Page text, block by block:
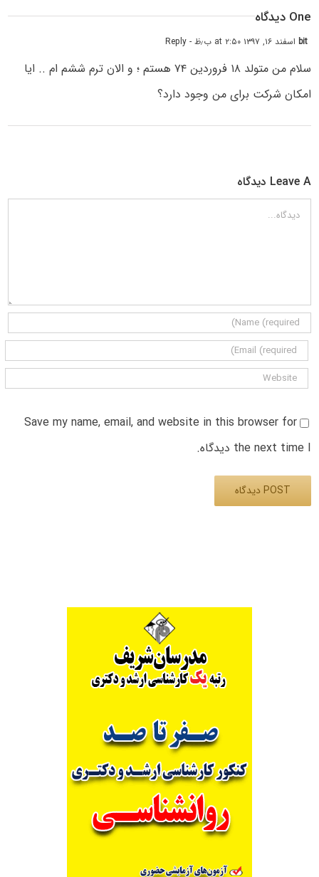
One دیدگاه
bitاسفند ۱۶, ۱۳۹۷ at ۲:۵۰ ب٫ظ - Reply
سلام من متولد ۱۸ فروردین ۷۴ هستم ؛ و الان ترم ششم ام .. ایا
امکان شرکت برای من وجود دارد؟
Leave A دیدگاه
دیدگاه
Save my name, email, and website in this browser for
the next time I دیدگاه.